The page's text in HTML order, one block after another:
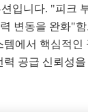
입니다. "피크
변동을 완화"함
에서 핵심적인
공급 신뢰성을